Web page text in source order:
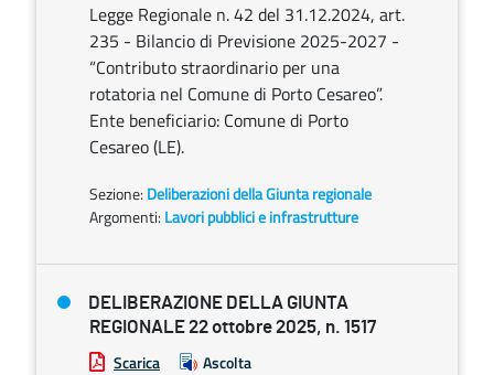
Legge Regionale n. 42 del 31.12.2024, art.
235 - Bilancio di Previsione 2025-2027 -
“Contributo straordinario per una
rotatoria nel Comune di Porto Cesareo”.
Ente beneficiario: Comune di Porto
Cesareo (LE).
Sezione: Deliberazioni della Giunta regionale
Argomenti: Lavori pubblici e infrastrutture
DELIBERAZIONE DELLA GIUNTA
REGIONALE 22 ottobre 2025, n. 1517
Scarica Ascolta